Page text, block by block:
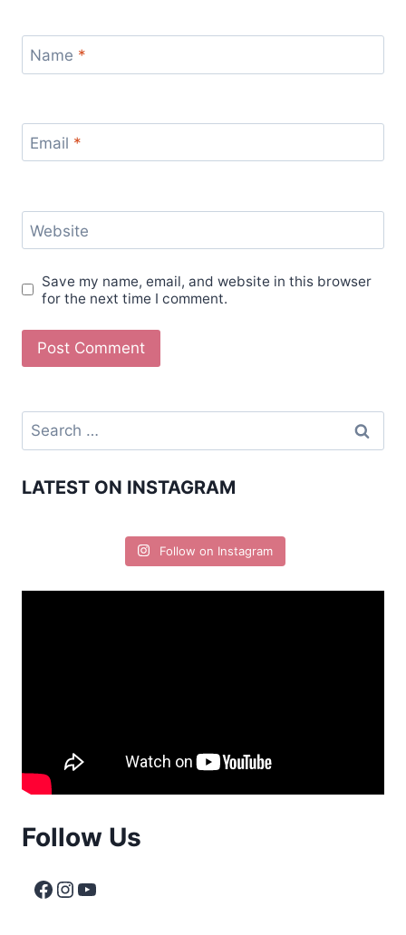
Name *
Email *
Website
Save my name, email, and website in this browser
for the next time I comment.
LATEST ON INSTAGRAM
Follow on Instagram
Follow Us